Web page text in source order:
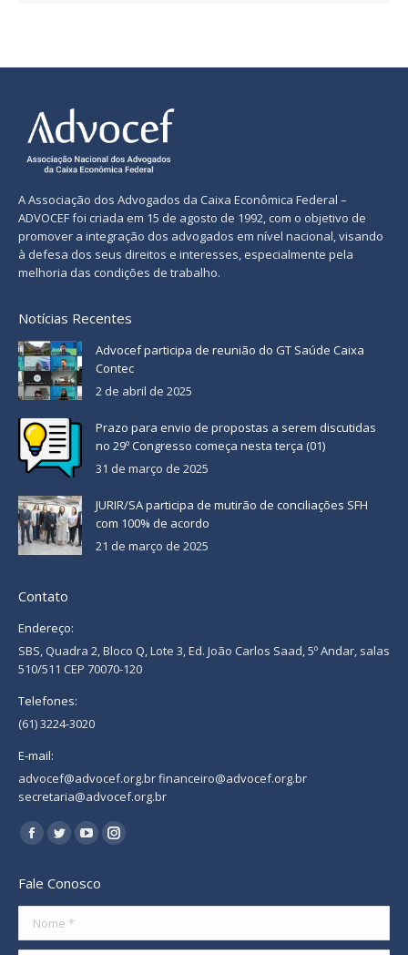
A Associação dos Advogados da Caixa Econômica Federal –
ADVOCEF foi criada em 15 de agosto de 1992, com o objetivo de
promover a integração dos advogados em nível nacional, visando
à defesa dos seus direitos e interesses, especialmente pela
melhoria das condições de trabalho.
Notícias Recentes
Advocef participa de reunião do GT Saúde Caixa
Contec
2 de abril de 2025
Prazo para envio de propostas a serem discutidas
no 29º Congresso começa nesta terça (01)
31 de março de 2025
JURIR/SA participa de mutirão de conciliações SFH
com 100% de acordo
21 de março de 2025
Contato
Endereço:
SBS, Quadra 2, Bloco Q, Lote 3, Ed. João Carlos Saad, 5º Andar, salas
510/511 CEP 70070-120
Telefones:
(61) 3224-3020
E-mail:
advocef@advocef.org.br financeiro@advocef.org.br
secretaria@advocef.org.br
Encontre-nos em:
Facebook
opens
new
Twitter
opens
new
YouTube
opens
new
Instagram
new
Fale Conosco